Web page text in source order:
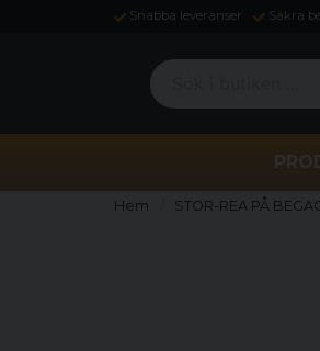
Snabba leveranser Säkra
Sök i butiken ...
Hem STOR-REA PÅ